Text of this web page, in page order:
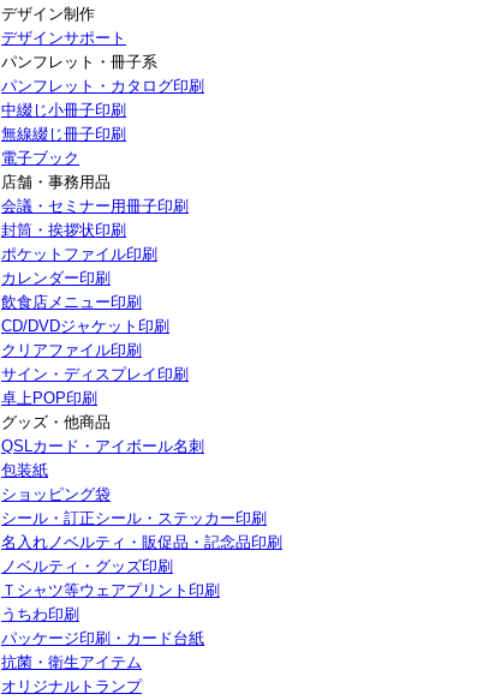
デザイン制作
デザインサポート
パンフレット・冊子系
パンフレット・カタログ印刷
中綴じ小冊子印刷
無線綴じ冊子印刷
電子ブック
店舗・事務用品
会議・セミナー用冊子印刷
封筒・挨拶状印刷
ポケットファイル印刷
カレンダー印刷
飲食店メニュー印刷
CD/DVDジャケット印刷
クリアファイル印刷
サイン・ディスプレイ印刷
卓上POP印刷
グッズ・他商品
QSLカード・アイボール名刺
包装紙
ショッピング袋
シール・訂正シール・ステッカー印刷
名入れノベルティ・販促品・記念品印刷
ノベルティ・グッズ印刷
Ｔシャツ等ウェアプリント印刷
うちわ印刷
パッケージ印刷・カード台紙
抗菌・衛生アイテム
オリジナルトランプ